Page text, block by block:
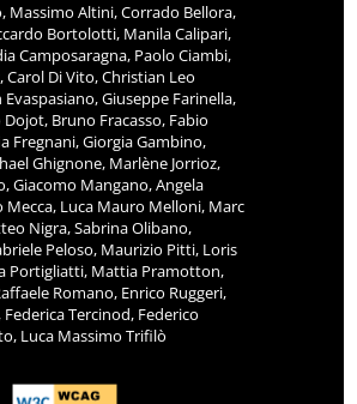
Massimo Altini, Corrado Bellora,
Bortolotti, Manila Calipari,
Camposaragna, Paolo Ciambi,
Di Vito, Christian Leo
Giuseppe Farinella,
Bruno Fracasso, Fabio
Fregnani, Giorgia Gambino,
Ghignone, Marlène Jorrioz,
Giacomo Mangano, Angela
Mecca, Luca Mauro Melloni, Marc
Nigra, Sabrina Olibano,
Peloso, Maurizio Pitti, Loris
Portigliatti, Mattia Pramotton,
Romano, Enrico Ruggeri,
Federica Tercinod, Federico
Luca Massimo Trifilò